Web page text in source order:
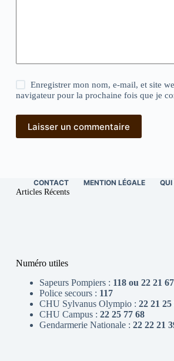
Enregistrer mon nom, e-mail, et site
navigateur pour la prochaine fois que je
Laisser un commentaire
CONTACT MENTION LÉGALE
Articles Récents
Numéro utiles
Sapeurs Pompiers : 118 ou 22 21
Police secours : 117
CHU Sylvanus Olympio : 22 21 25
CHU Campus : 22 25 77 68
Gendarmerie Nationale : 22 22 21